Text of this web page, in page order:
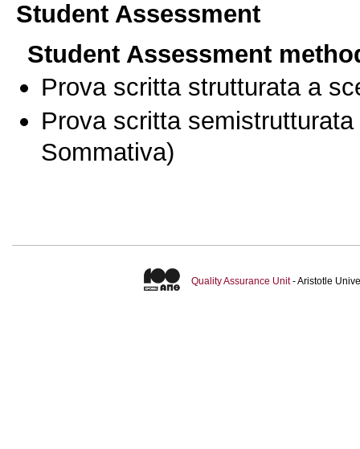
Student Assessment
Student Assessment
Prova scritta strutturata a
Prova scritta
Sommativa)
Quality Assurance Unit- Aristotle